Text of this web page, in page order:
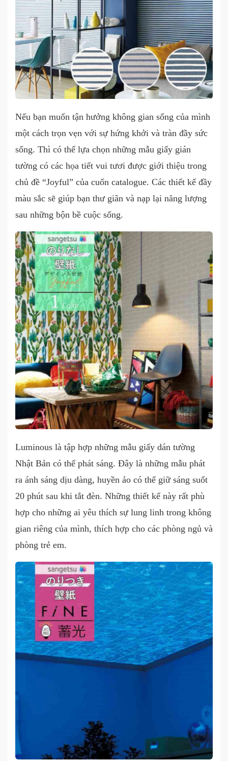
Nếu bạn muốn tận hưởng không gian sống của mình
một cách trọn vẹn với sự hứng khởi và tràn đầy sức
sống. Thì có thể lựa chọn những mẫu giấy gián
tường có các họa tiết vui tươi được giới thiệu trong
chủ đề “Joyful” của cuốn catalogue. Các thiết kế đầy
màu sắc sẽ giúp bạn thư giãn và nạp lại năng lượng
sau những bộn bề cuộc sống.
Luminous là tập hợp những mẫu giấy dán tường
Nhật Bản có thể phát sáng. Đây là những mẫu phát
ra ánh sáng dịu dàng, huyền ảo có thể giữ sáng suốt
20 phút sau khi tắt đèn. Những thiết kế này rất phù
hợp cho những ai yêu thích sự lung linh trong không
gian riêng của mình, thích hợp cho các phòng ngủ và
phòng trẻ em.